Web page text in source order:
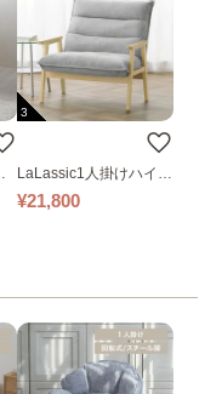
3
LaLassic1人掛けハイバ
ックソファ ワイド
¥21,800